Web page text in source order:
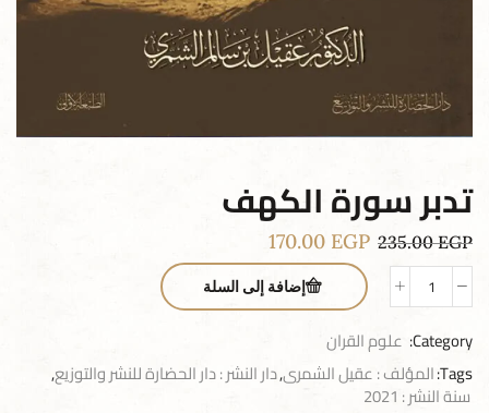
تدبر سورة الكهف
235.00EGP
170.00 EGP
إضافة إلى السلة
Category: علوم القران
Tags: المؤلف : عقيل الشمرى,دار النشر : دار الحضارة للنشر والتوزيع,
سنة النشر : 2021